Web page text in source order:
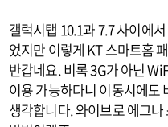
갤럭시탭 10.1과 7.7 사이에
었지만 이렇게 KT 스마트홈
반갑네요. 비록 3G가 아닌
이용 가능하다니 이동시에도
생각합니다. 와이브로 에그